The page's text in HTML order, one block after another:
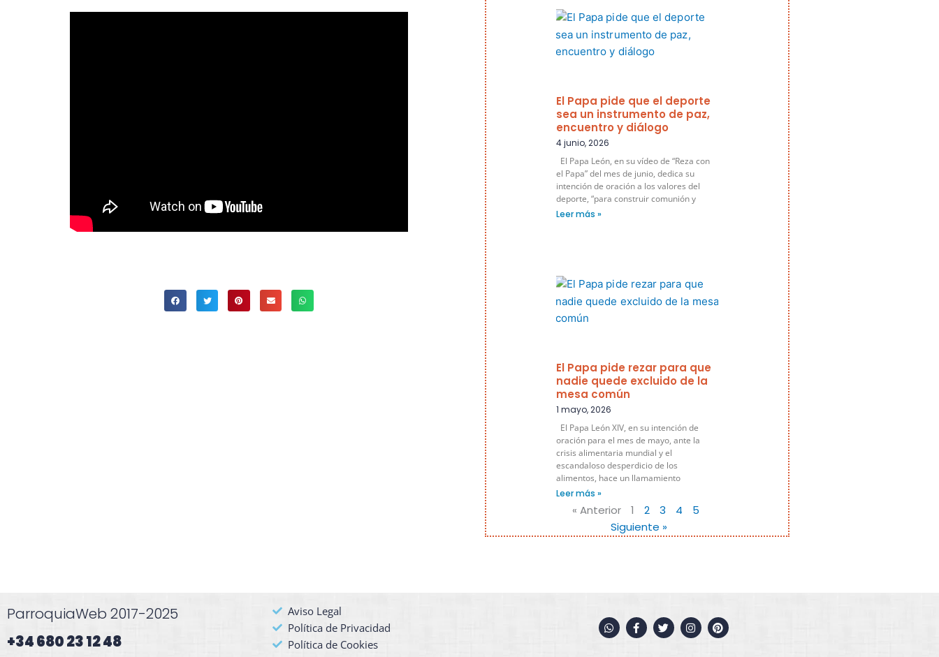
El Papa pide que el deporte
sea un instrumento de paz,
encuentro y diálogo
4 junio, 2026
El Papa León, en su vídeo de “Reza con
el Papa” del mes de junio, dedica su
intención de oración a los valores del
deporte, “para construir comunión y
Leer más »
El Papa pide rezar para que
nadie quede excluido de la
mesa común
1 mayo, 2026
El Papa León XIV, en su intención de
oración para el mes de mayo, ante la
crisis alimentaria mundial y el
escandaloso desperdicio de los
alimentos, hace un llamamiento
Leer más »
« Anterior 1 2 3 4
5
Siguiente »
ParroquiaWeb 2017-2025
+34 680 23 12 48​
Aviso Legal
Política de Privacidad
Política de Cookies
W
h
F
a
T
w
I
n
P
i